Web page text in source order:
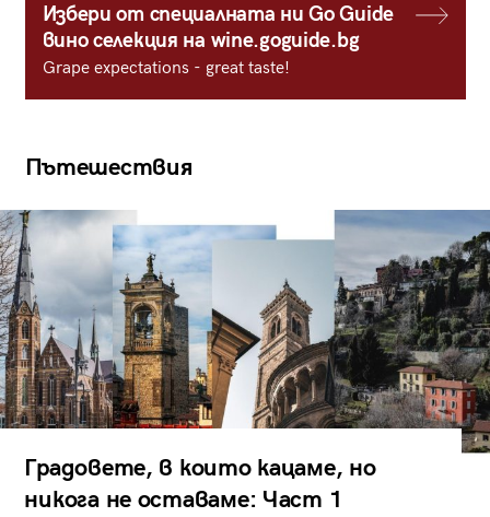
Избери от специалната ни Go Guide
вино селекция на wine.goguide.bg
Grape expectations - great taste!
Пътешествия
Градовете, в които кацаме, но
никога не оставаме: Част 1